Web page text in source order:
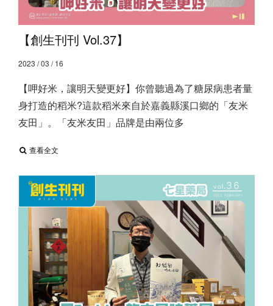
【創生刊刊 Vol.37】
2023 / 03 / 16
【呷好米，讓明天變更好】 ​ 你曾聽過為了糖尿病患者量
身打造的稻米? ​ 這款稻米來自於嘉義縣溪口鄉的「友米
友田」。 ​ 「友米友田」品牌是由兩位多
查看全文